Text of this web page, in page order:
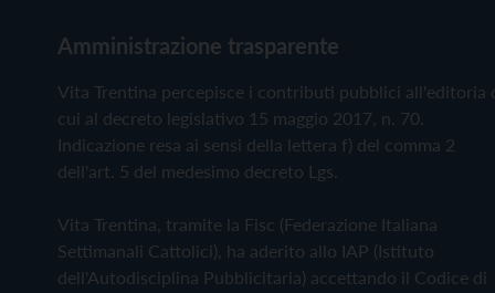
Amministrazione trasparente
Vita Trentina percepisce i contributi pubblici all'editoria
cui al decreto legislativo 15 maggio 2017, n. 70.
Indicazione resa ai sensi della lettera f) del comma 2
dell'art. 5 del medesimo decreto Lgs.
Vita Trentina, tramite la Fisc (Federazione Italiana
Settimanali Cattolici), ha aderito allo IAP (Istituto
dell'Autodisciplina Pubblicitaria) accettando il Codice di